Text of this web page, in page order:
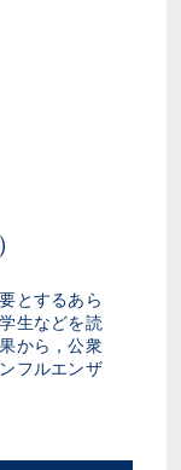
とするあら
生などを読
から，公衆
フルエンザ